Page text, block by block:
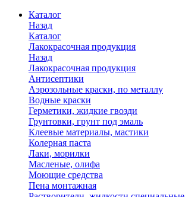
Каталог
Назад
Каталог
Лакокрасочная продукция
Назад
Лакокрасочная продукция
Антисептики
Аэрозольные краски, по металлу
Водные краски
Герметики, жидкие гвозди
Грунтовки, грунт под эмаль
Клеевые материалы, мастики
Колерная паста
Лаки, морилки
Масленые, олифа
Моющие средства
Пена монтажная